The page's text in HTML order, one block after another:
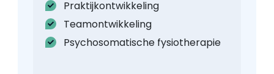
Praktijkontwikkeling
Teamontwikkeling
Psychosomatische fysiotherapie